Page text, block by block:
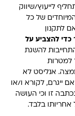
לייעוץ/שיווק
המיוחדים של כל
לתקנון
כדי להצביע על
להשגת
למטרות
אנליסט לא
ייגרם, לקורא ו/או
זו וכי העושה
בלבד.